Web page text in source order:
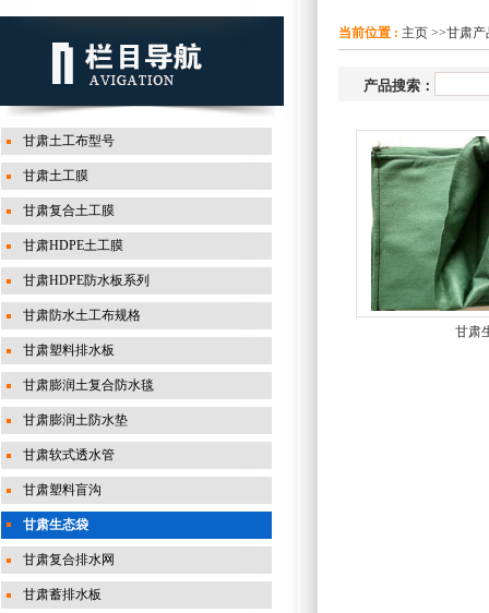
甘肃土工布型号
甘肃土工膜
甘肃复合土工膜
甘肃HDPE土工膜
甘肃HDPE防水板系列
甘肃防水土工布规格
甘肃塑料排水板
甘肃膨润土复合防水毯
甘肃膨润土防水垫
甘肃软式透水管
甘肃塑料盲沟
甘肃生态袋
甘肃复合排水网
甘肃蓄排水板
当前位置 : 主页 >>甘肃产
产品搜索：
甘肃